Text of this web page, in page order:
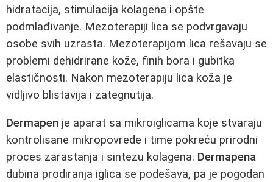
hidratacija, stimulacija kolagena i opšte
podmlađivanje. Mezoterapiji lica se podvrgavaju
osobe svih uzrasta. Mezoterapijom lica rešavaju se
problemi dehidrirane kože, finih bora i gubitka
elastičnosti. Nakon mezoterapiju lica koža je
vidljivo blistavija i zategnutija.
Dermapen je aparat sa mikroiglicama koje stvaraju
kontrolisane mikropovrede i time pokreću prirodni
proces zarastanja i sintezu kolagena. Dermapena
dubina prodiranja iglica se podešava, pa je pogodan